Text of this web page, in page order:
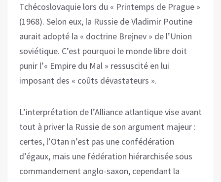
Tchécoslovaquie lors du « Printemps de Prague »
(1968). Selon eux, la Russie de Vladimir Poutine
aurait adopté la « doctrine Brejnev » de l’Union
soviétique. C’est pourquoi le monde libre doit
punir l’« Empire du Mal » ressuscité en lui
imposant des « coûts dévastateurs ».
L’interprétation de l’Alliance atlantique vise avant
tout à priver la Russie de son argument majeur :
certes, l’Otan n’est pas une confédération
d’égaux, mais une fédération hiérarchisée sous
commandement anglo-saxon, cependant la